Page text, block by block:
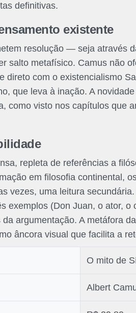
definitivas.
existente
resolução — seja através
metafísico. Camus não
direto com o existencialismo
que leva à inação. A
como visto nos capítulos que
repleta de referências a
em filosofia continental,
vezes, uma leitura
exemplos (Don Juan, o ator, o
argumentação. A metáfora
âncora visual que facilita a
O mito de
Albert